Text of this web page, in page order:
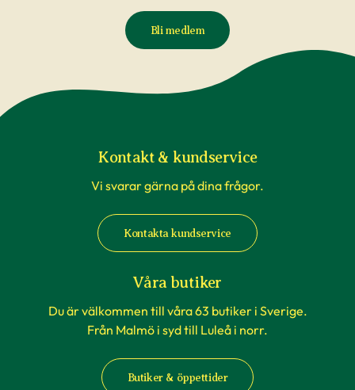
Bli medlem
Kontakt & kundservice
Vi svarar gärna på dina frågor.
Kontakta kundservice
Våra butiker
Du är välkommen till våra 63 butiker i Sverige.
Från Malmö i syd till Luleå i norr.
Butiker & öppettider